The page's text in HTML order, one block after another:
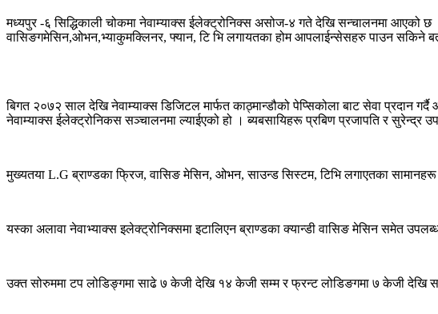
मध्यपुर -६ सिद्धिकाली चोकमा नेवाम्याक्स ईलेक्ट्रोनिक्स असोज-४ गते देखि सन्चालनमा आएको छ
वासिङगमेसिन,ओभन,भ्याकुमक्लिनर, फ्यान, टि भि लगायतका होम आपलाईन्सेसहरु पाउन सकिने
बिगत २०७२ साल देखि नेवाम्याक्स डिजिटल मार्फत काठ्मान्डौको पेप्सिकोला बाट सेवा प्रदान गर्दै
नेवाम्याक्स ईलेक्ट्रोनिकस सञ्चालनमा ल्याईएको हो । ब्यबसायिहरू प्रबिण प्रजापति र सुरेन्द्र
मुख्यतया L.G ब्राण्डका फ्रिज, वासिङ मेसिन, ओभन, साउन्ड सिस्टम, टिभि लगाएतका
यस्का अलावा नेवाभ्याक्स इलेक्ट्रोनिक्समा इटालिएन ब्राण्डका क्यान्डी वासिङ मेसिन समेत
उक्त सोरुममा टप लोडिङ्गमा साढे ७ केजी देखि १४ केजी सम्म र फ्रन्ट लोडिङगमा ७ केजी देखि